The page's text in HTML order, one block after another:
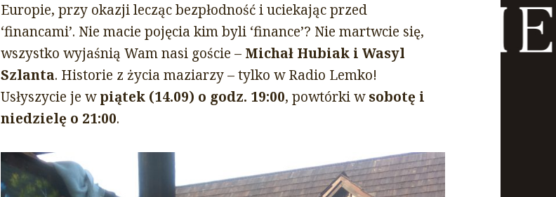
Europie, przy okazji lecząc bezpłodność i uciekając przed
‘financami’. Nie macie pojęcia kim byli ‘finance’? Nie martwcie się,
wszystko wyjaśnią Wam nasi goście – Michał Hubiak i Wasyl
Szlanta. Historie z życia maziarzy – tylko w Radio Lemko!
Usłyszycie je wpiątek (14.09) o godz. 19:00, powtórki wsobotę i
niedzielę o 21:00.